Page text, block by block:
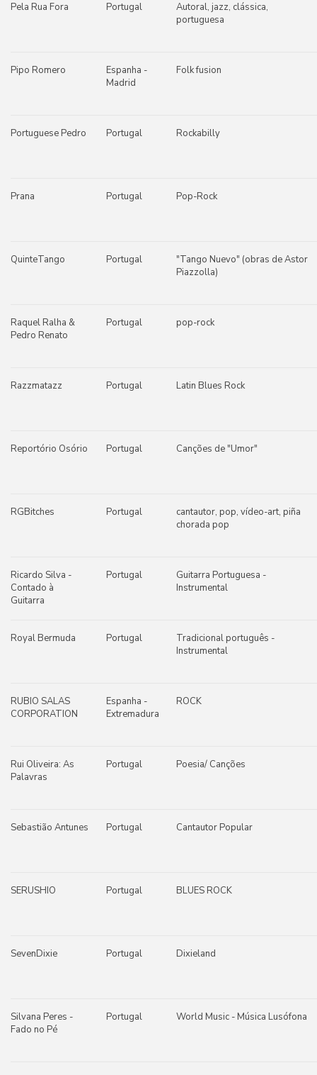
Pela Rua Fora Portugal
Autoral, jazz, clássica,
portuguesa
Pipo Romero
Espanha -
Madrid
Folk fusion
Portuguese Pedro Portugal Rockabilly
Prana Portugal Pop-Rock
QuinteTango Portugal
"Tango Nuevo" (obras de Astor
Piazzolla)
Raquel Ralha &
Pedro Renato
Portugal pop-rock
Razzmatazz Portugal Latin Blues Rock
Reportório Osório Portugal Canções de "Umor"
RGBitches Portugal
cantautor, pop, vídeo-art, piña
chorada pop
Ricardo Silva -
Contado à
Guitarra
Portugal
Guitarra Portuguesa -
Instrumental
Royal Bermuda Portugal
Tradicional português -
Instrumental
RUBIO SALAS
CORPORATION
Espanha -
Extremadura
ROCK
Rui Oliveira: As
Palavras
Portugal Poesia/ Canções
Sebastião Antunes Portugal Cantautor Popular
SERUSHIO Portugal BLUES ROCK
SevenDixie Portugal Dixieland
Silvana Peres -
Fado no Pé
Portugal World Music - Música Lusófona